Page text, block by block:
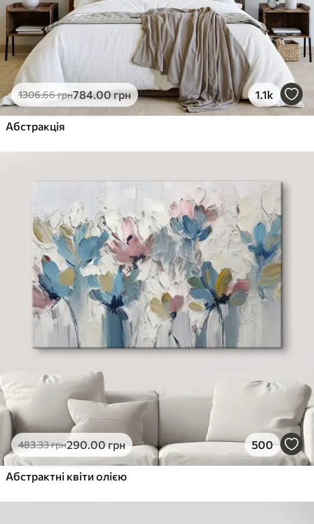
1306.66грн784.00грн 1.1k
Абстракція
483.33грн290.00грн 500
Абстрактні квіти олією